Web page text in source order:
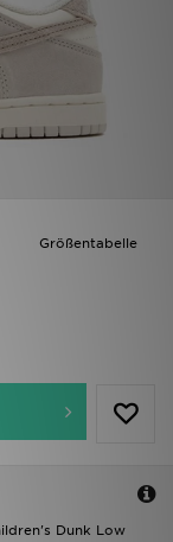
Größentabelle
Dunk Low